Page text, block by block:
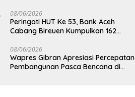
08/06/2026
Peringati HUT Ke 53, Bank Aceh
Cabang Bireuen Kumpulkan 162
08/06/2026
Wapres Gibran Apresiasi Percepatan
Pembangunan Pasca Bencana di